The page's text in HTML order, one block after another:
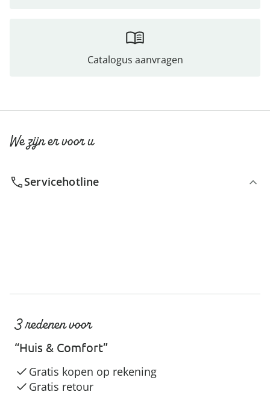
Catalogus aanvragen
We zijn er voor u
Servicehotline
3 redenen voor
“Huis & Comfort”
Gratis kopen op rekening
Gratis retour